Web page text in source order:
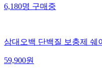
6,180명구매중
삼대오백 단백질 보충제 쉐
59,900원